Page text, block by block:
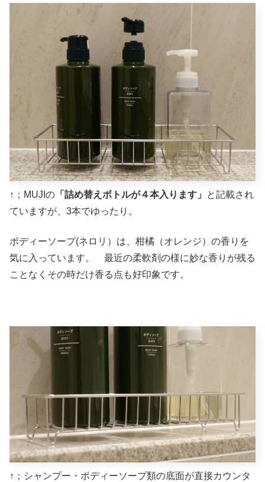
↑；MUJIの 「詰め替えボトルが４本入ります」
と記載され
ていますが、3本でゆったり。
ボディーソープ(ネロリ）は、柑橘（オレンジ）の香りを
気に入っています。 最近の柔軟剤の様に妙な香りが残る
ことなくその時だけ香る点も好印象です。
↑；シャンプー・ボディーソープ類の底面が直接カウンタ